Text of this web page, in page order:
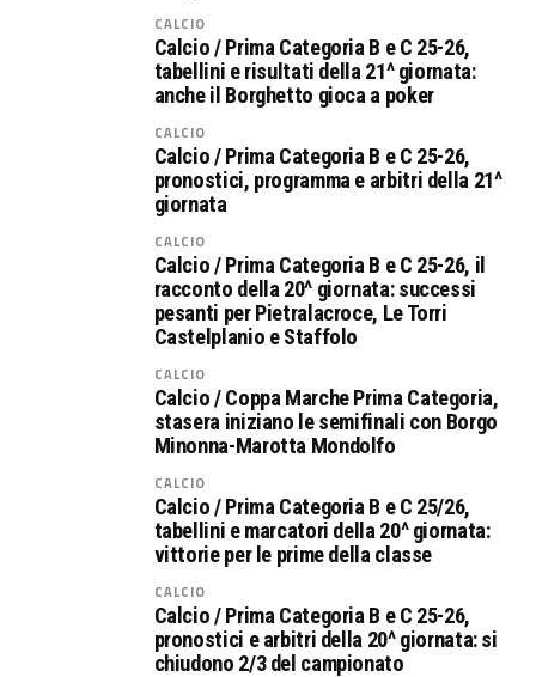
CALCIO
Calcio / Prima Categoria B e C 25-26,
tabellini e risultati della 21^ giornata:
anche il Borghetto gioca a poker
CALCIO
Calcio / Prima Categoria B e C 25-26,
pronostici, programma e arbitri della 21^
giornata
CALCIO
Calcio / Prima Categoria B e C 25-26, il
racconto della 20^ giornata: successi
pesanti per Pietralacroce, Le Torri
Castelplanio e Staffolo
CALCIO
Calcio / Coppa Marche Prima Categoria,
stasera iniziano le semifinali con Borgo
Minonna-Marotta Mondolfo
CALCIO
Calcio / Prima Categoria B e C 25/26,
tabellini e marcatori della 20^ giornata:
vittorie per le prime della classe
CALCIO
Calcio / Prima Categoria B e C 25-26,
pronostici e arbitri della 20^ giornata: si
chiudono 2/3 del campionato